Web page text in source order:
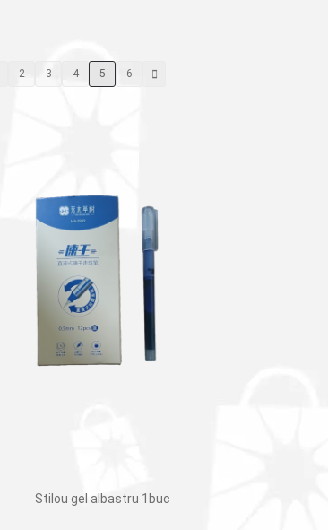
2 3 4 5 6
Stilou gel albastru 1buc